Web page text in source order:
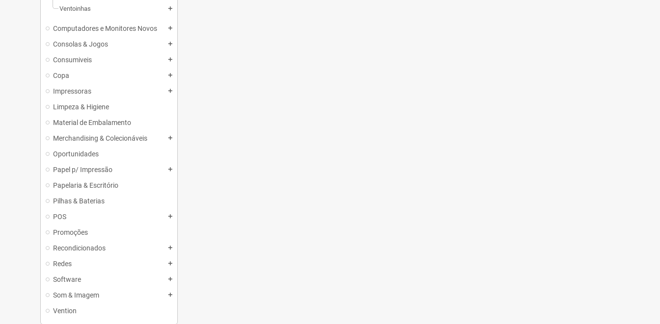
Ventoinhas
add
Computadores e Monitores Novos add
Consolas & Jogos add
Consumiveis add
Copa add
Impressoras add
Limpeza & Higiene
Material de Embalamento
Merchandising & Colecionáveis
add
Oportunidades
Papel p/ Impressão
add
Papelaria & Escritório
Pilhas & Baterias
POS
add
Promoções
Recondicionados
add
Redes add
Software add
Som & Imagem add
Vention